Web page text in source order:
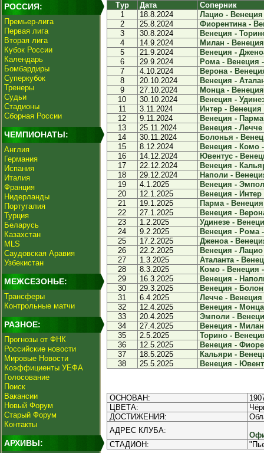
РОССИЯ:
Премьер-лига
Первая лига
Вторая лига
Кубок России
Календарь
Бомбардиры
Суперкубок
Тренеры
Судьи
Стадионы
Сборная России
ЧЕМПИОНАТЫ:
Англия
Германия
Испания
Италия
Франция
Нидерланды
Португалия
Турция
Беларусь
Казахстан
MLS
Саудовская Аравия
Узбекистан
МЕЖСЕЗОНЬЕ:
Трансферы
Контрольные матчи
РАЗНОЕ:
Прогнозы от ФНК
Российские новости
Мировые Новости
Коэффициенты УЕФА
Голосование
Поиск
Вакансии
Новый Форум
Старый Форум
Контакты
АРХИВЫ:
Тур Дата
Соперник
1
18.8.2024
Лацио - Венеция
2
25.8.2024
Фиорентина -
3
30.8.2024
Венеция -
4
14.9.2024
Милан -
5
21.9.2024
Венеция -
6
29.9.2024
Рома - Венеция
7
4.10.2024
Верона -
8
20.10.2024
Венеция -
9
27.10.2024
Монца -
10
30.10.2024
Венеция -
11
3.11.2024
Интер - Венеция
12
9.11.2024
Венеция -
13
25.11.2024
Венеция - Лечче
14
30.11.2024
Болонья -
15
8.12.2024
Венеция - Комо
16
14.12.2024
Ювентус -
17
22.12.2024
Венеция -
18
29.12.2024
Наполи -
19
4.1.2025
Венеция -
20
12.1.2025
Венеция - Интер
21
19.1.2025
Парма -
22
27.1.2025
Венеция -
23
1.2.2025
Удинезе -
24
9.2.2025
Венеция - Рома
25
17.2.2025
Дженоа -
26
22.2.2025
Венеция - Лацио
27
1.3.2025
Аталанта -
28
8.3.2025
Комо - Венеция
29
16.3.2025
Венеция -
30
29.3.2025
Венеция -
31
6.4.2025
Лечче - Венеция
32
12.4.2025
Венеция -
33
20.4.2025
Эмполи -
34
27.4.2025
Венеция -
35
2.5.2025
Торино -
36
12.5.2025
Венеция -
37
18.5.2025
Кальяри -
38
25.5.2025 Венеция -
ОСНОВАН:
ЦВЕТА:
ДОСТИЖЕНИЯ:
АДРЕС КЛУБА:
СТАДИОН: